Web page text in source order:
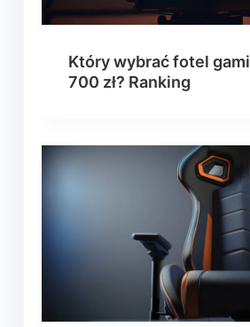
Który wybrać fotel
700 zł? Ranking